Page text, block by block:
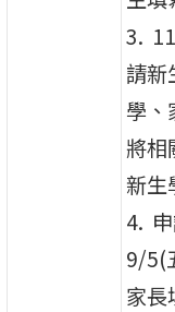
3.
請新
學、
將相
新生
4.
9/5(
家長